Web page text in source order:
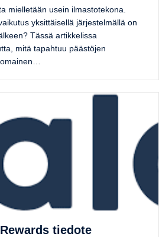
mielletään usein ilmastotekona.
yksittäisellä järjestelmällä on
Tässä artikkelissa
mitä tapahtuu päästöjen
tiedote